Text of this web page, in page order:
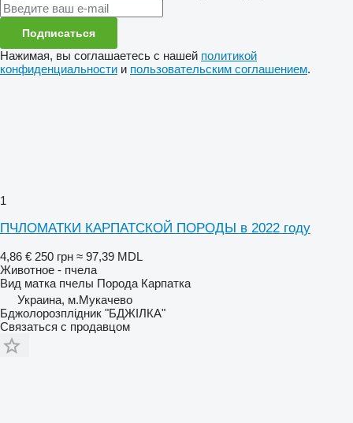
Подписаться
Нажимая, вы соглашаетесь с нашей политикой
конфиденциальности и пользовательским соглашением.
1
ПЧЛОМАТКИ КАРПАТСКОЙ ПОРОДЫ в 2022 году
4,86 € 250 грн ≈ 97,39 MDL
Животное - пчела
Вид матка пчелы Порода Карпатка
Украина, м.Мукачево
Бджолорозплідник "БДЖІЛКА"
Связаться с продавцом